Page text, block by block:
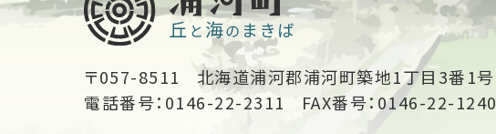
〒057-8511
北海道浦河郡浦河町築地1丁目3番1号
電話番号：0146-22-2311
FAX番号：0146-22-1240